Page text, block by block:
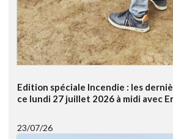
Edition spéciale Incendie : les
ce lundi 27 juillet 2026 à midi avec
23/07/26